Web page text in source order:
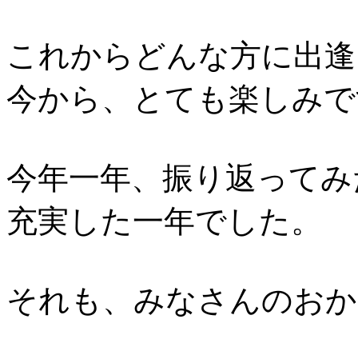
これからどんな方に出
今から、とても楽しみ
今年一年、振り返って
充実した一年でした。
それも、みなさんのお